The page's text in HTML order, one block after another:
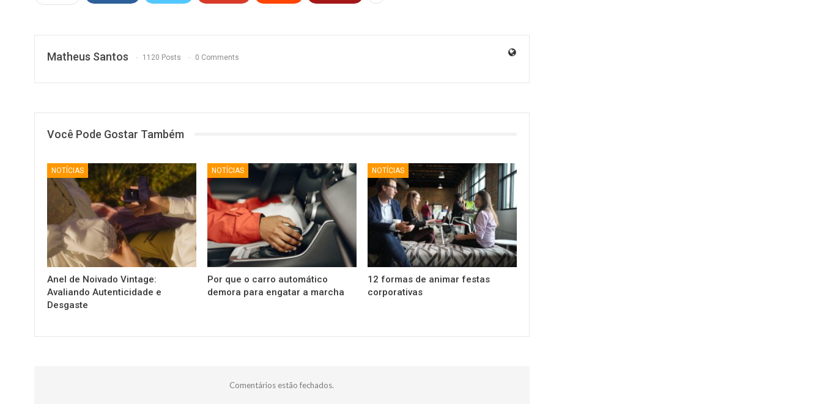
Matheus Santos 1120 Posts 0 Comments
Você Pode Gostar Também
NOTÍCIAS
Anel de Noivado Vintage:
Avaliando Autenticidade e
Desgaste
NOTÍCIAS
Por que o carro automático
demora para engatar a marcha
NOTÍCIAS
12 formas de animar festas
corporativas
Comentários estão fechados.